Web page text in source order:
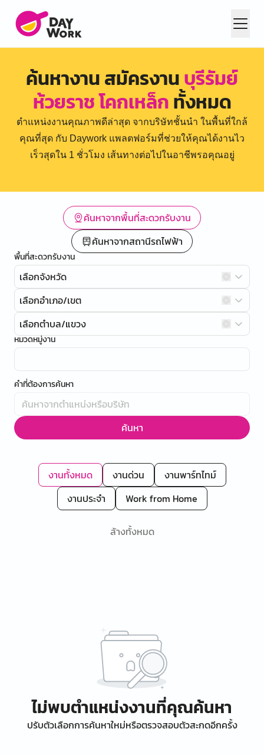
ค้นหางาน สมัครงานบุรีรัมย์
ห้วยราช โคกเหล็กทั้งหมด
ตำแหน่งงานคุณภาพดีล่าสุด จากบริษัทชั้นนำ ในพื้นที่ใกล้
คุณที่สุด กับ Daywork แพลตฟอร์มที่ช่วยให้คุณได้งานไว
เร็วสุดใน 1 ชั่วโมง เส้นทางต่อไปในอาชีพรอคุณอยู่
ค้นหาจากพื้นที่สะดวกรับงาน
ค้นหาจากสถานีรถไฟฟ้า
พื้นที่สะดวกรับงาน
เลือกจังหวัด
เลือกอำเภอ/เขต
เลือกตำบล/แขวง
หมวดหมู่งาน
คำที่ต้องการค้นหา
ค้นหา
งานทั้งหมด งานด่วน
งานพาร์ทไทม์
งานประจำ
Work from Home
ล้างทั้งหมด
ไม่พบตำแหน่งงานที่คุณค้นหา
ปรับตัวเลือกการค้นหาใหม่หรือตรวจสอบตัวสะกดอีกครั้ง